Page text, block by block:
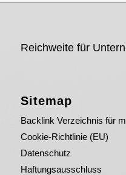
Reichweite für
Sitemap
Backlink Verzeichnis für
Cookie-Richtlinie (EU)
Datenschutz
Haftungsausschluss